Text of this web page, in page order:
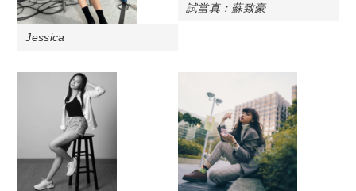
Jessica
試當真：蘇致豪